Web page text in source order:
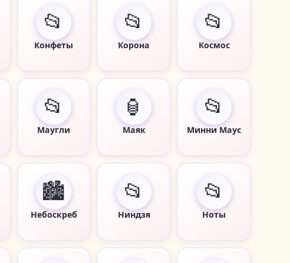
📂
Конфеты
📂
Корона
📂
Космос
📂
Маугли
🏮
Маяк
📂
Минни Маус
🏙️
Небоскреб
📂
Ниндзя
📂
Ноты